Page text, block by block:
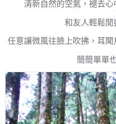
清新自然的空氣，褪去
和友人輕鬆閒
任意讓微風往臉上吹拂，耳
簡簡單單